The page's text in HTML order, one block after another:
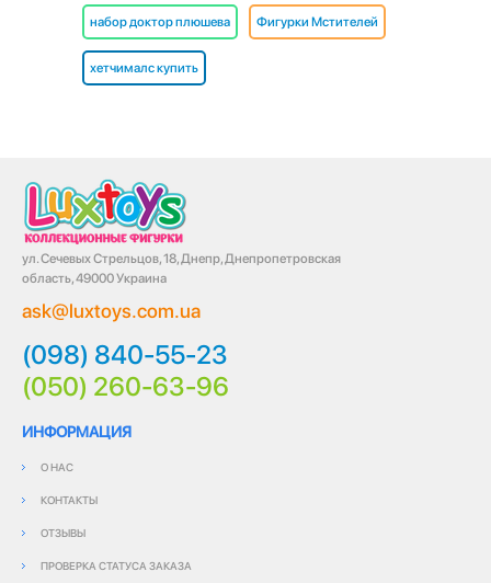
набор доктор плюшева Фигурки Мстителей
хетчималс купить
ул. Сечевых Стрельцов, 18, Днепр, Днепропетровская
область, 49000 Украина
ask@luxtoys.com.ua
(098) 840-55-23
(050) 260-63-96
ИНФОРМАЦИЯ
О НАС
КОНТАКТЫ
ОТЗЫВЫ
ПРОВЕРКА СТАТУСА ЗАКАЗА